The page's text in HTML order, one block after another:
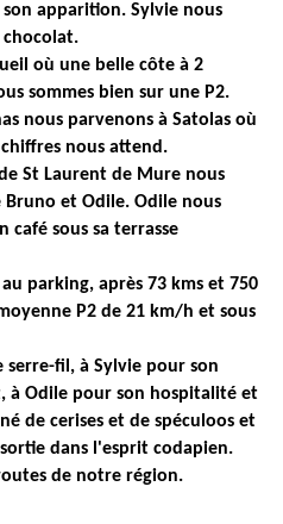
apparition. Sylvie nous
où une belle côte à 2
sommes bien sur une P2.
nous parvenons à Satolas où
nous attend.
St Laurent de Mure nous
Bruno et Odile. Odile nous
sous sa terrasse
parking, après 73 kms et 750
P2 de 21 km/h et sous
fil, à Sylvie pour son
à Odile pour son hospitalité et
de cerises et de spéculoos et
dans l'esprit codapien.
de notre région.